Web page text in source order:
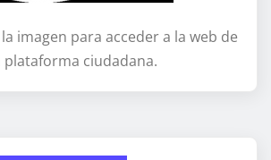
imagen para acceder a la web de
plataforma ciudadana.